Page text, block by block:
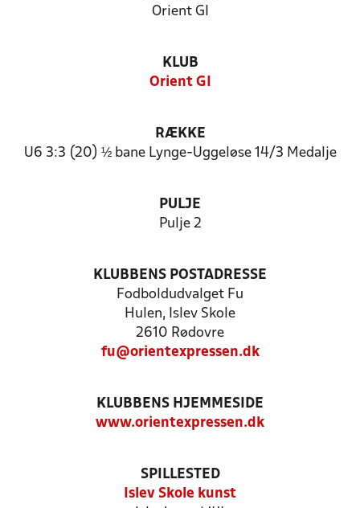
Orient GI
KLUB
Orient GI
RÆKKE
U6 3:3 (20) ½ bane Lynge-Uggeløse 14/3 Medalje
PULJE
Pulje 2
KLUBBENS POSTADRESSE
Fodboldudvalget Fu
Hulen, Islev Skole
2610 Rødovre
fu@orientexpressen.dk
KLUBBENS HJEMMESIDE
www.orientexpressen.dk
SPILLESTED
Islev Skole kunst